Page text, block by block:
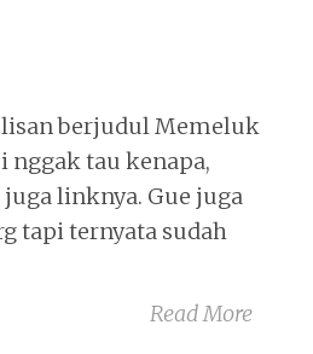
berjudul Memeluk
nggak tau kenapa,
linknya. Gue juga
tapi ternyata sudah
Read More